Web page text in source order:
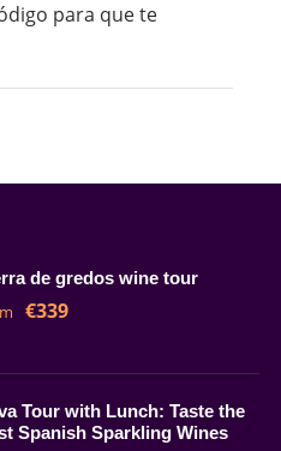
para que te
de gredos wine tour
€339
Tour with Lunch: Taste the
Spanish Sparkling Wines